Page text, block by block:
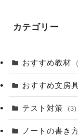
カテゴリー
おすすめ教材
おすすめ文房
テスト対策 (3)
ノートの書き